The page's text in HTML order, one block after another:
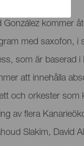
González kommer
med saxofon, i
som är baserad i
att innehålla
och orkester som
av flera
Slakim, David